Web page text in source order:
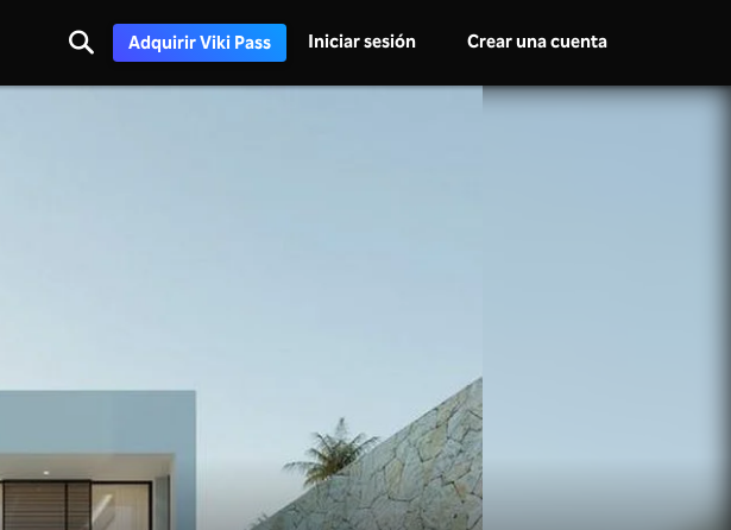
Adquirir Viki Pass Iniciar sesión Crear una cuenta